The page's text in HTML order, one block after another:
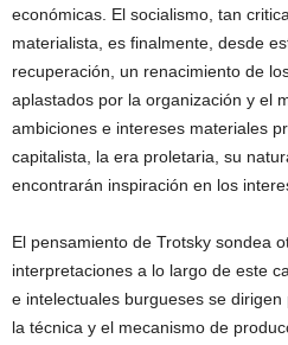
económicas. El socialismo, tan
materialista, es finalmente, desde
recuperación, un renacimiento de
aplastados por la organización y el
ambiciones e intereses materiales
capitalista, la era proletaria, su
encontrarán inspiración en los
El pensamiento de Trotsky sondea
interpretaciones a lo largo de este
e intelectuales burgueses se
la técnica y el mecanismo de